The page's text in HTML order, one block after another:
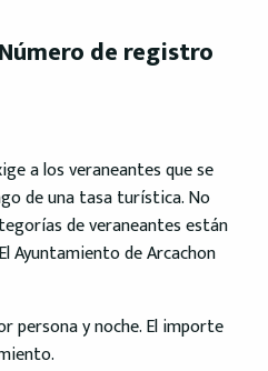
de registro
a los veraneantes que se
de una tasa turística. No
de veraneantes están
Ayuntamiento de Arcachon
persona y noche. El importe